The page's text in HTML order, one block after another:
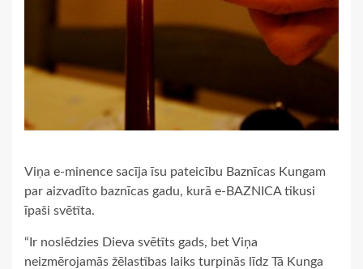
Viņa e-minence sacīja īsu pateicību Baznīcas Kungam
par aizvadīto baznīcas gadu, kurā e-BAZNICA tikusi
īpaši svētīta.
“Ir noslēdzies Dieva svētīts gads, bet Viņa
neizmērojamās žēlastības laiks turpinās līdz Tā Kunga